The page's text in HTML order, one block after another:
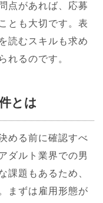
点があれば、応募
とも大切です。表
読むスキルも求め
れるのです。
とは
める前に確認すべ
ダルト業界での男
課題もあるため、
まずは雇用形態が